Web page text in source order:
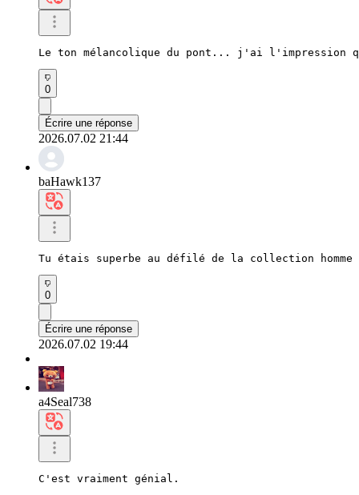
Le ton mélancolique du pont... j'ai l'impression
0
Écrire une réponse
2026.07.02 21:44
baHawk137
Tu étais superbe au défilé de la collection
0
Écrire une réponse
2026.07.02 19:44
a4Seal738
C'est vraiment génial.